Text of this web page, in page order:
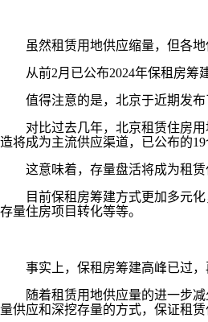
虽然租赁用地供应缩量，但各地
从前2月已公布2024年保租房筹建
值得注意的是，北京于近期发布
对比过去几年，北京租赁住房用地
造将成为主流供应渠道，已公布的
这意味着，存量盘活将成为租赁
目前保租房筹建方式更加多元化
存量住房项目转化等等。
事实上，保租房筹建高峰已过，
随着租赁用地供应量的进一步减
量供应和深挖存量的方式，保证租